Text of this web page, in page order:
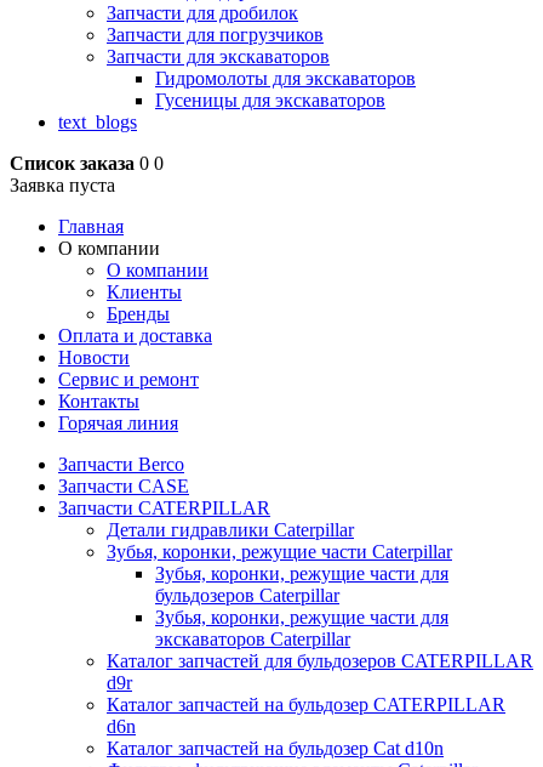
Запчасти для дробилок
Запчасти для погрузчиков
Запчасти для экскаваторов
Гидромолоты для экскаваторов
Гусеницы для экскаваторов
text_blogs
Список заказа 0 0
Заявка пуста
Главная
О компании
О компании
Клиенты
Бренды
Оплата и доставка
Новости
Сервис и ремонт
Контакты
Горячая линия
Запчасти Berco
Запчасти CASE
Запчасти CATERPILLAR
Детали гидравлики Caterpillar
Зубья, коронки, режущие части Caterpillar
Зубья, коронки, режущие части для
бульдозеров Caterpillar
Зубья, коронки, режущие части для
экскаваторов Caterpillar
Каталог запчастей для бульдозеров CATERPILLAR
d9r
Каталог запчастей на бульдозер CATERPILLAR
d6n
Каталог запчастей на бульдозер Сat d10n